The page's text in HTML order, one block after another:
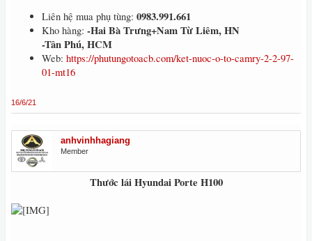
Liên hệ mua phụ tùng: 0983.991.661
Kho hàng: -Hai Bà Trưng+Nam Từ Liêm, HN
-Tân Phú, HCM
Web: https://phutungotoacb.com/ket-nuoc-o-to-camry-2-2-97-
01-mt16
16/6/21
anhvinhhagiang
Member
Thước lái Hyundai Porte H100